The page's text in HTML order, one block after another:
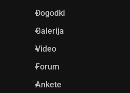
Dogodki
Galerija
Video
Forum
Ankete